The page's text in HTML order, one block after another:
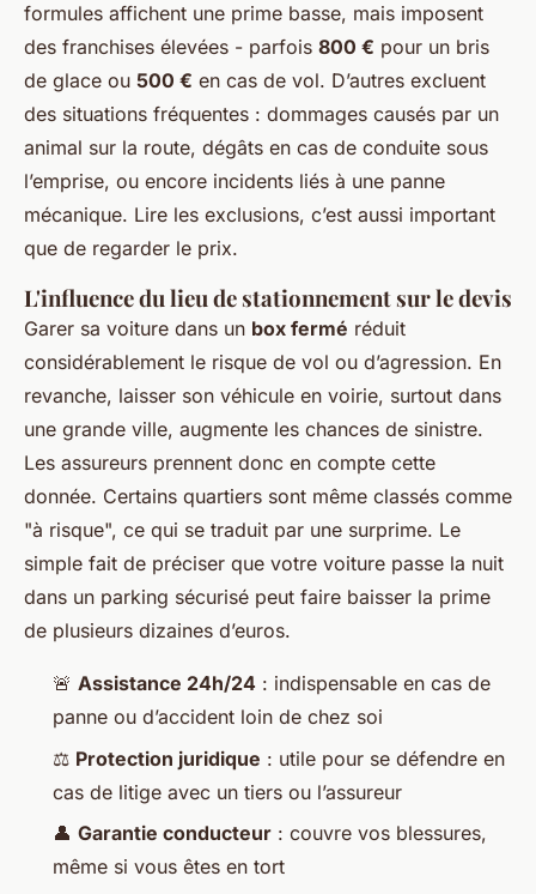
formules affichent une prime basse, mais imposent
des franchises élevées - parfois 800 € pour un bris
de glace ou 500 € en cas de vol. D’autres excluent
des situations fréquentes : dommages causés par un
animal sur la route, dégâts en cas de conduite sous
l’emprise, ou encore incidents liés à une panne
mécanique. Lire les exclusions, c’est aussi important
que de regarder le prix.
L'influence du lieu de stationnement sur le devis
Garer sa voiture dans un box fermé réduit
considérablement le risque de vol ou d’agression. En
revanche, laisser son véhicule en voirie, surtout dans
une grande ville, augmente les chances de sinistre.
Les assureurs prennent donc en compte cette
donnée. Certains quartiers sont même classés comme
"à risque", ce qui se traduit par une surprime. Le
simple fait de préciser que votre voiture passe la nuit
dans un parking sécurisé peut faire baisser la prime
de plusieurs dizaines d’euros.
🚨 Assistance 24h/24 : indispensable en cas de
panne ou d’accident loin de chez soi
⚖️ Protection juridique : utile pour se défendre en
cas de litige avec un tiers ou l’assureur
👤 Garantie conducteur : couvre vos blessures,
même si vous êtes en tort